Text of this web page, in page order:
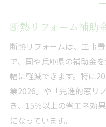
断熱リフォーム補助
断熱リフォームは、工事
で、国や兵庫県の補助金
幅に軽減できます。特に
業2026」や「先進的窓リ
き、15％以上の省エネ効
になっています。